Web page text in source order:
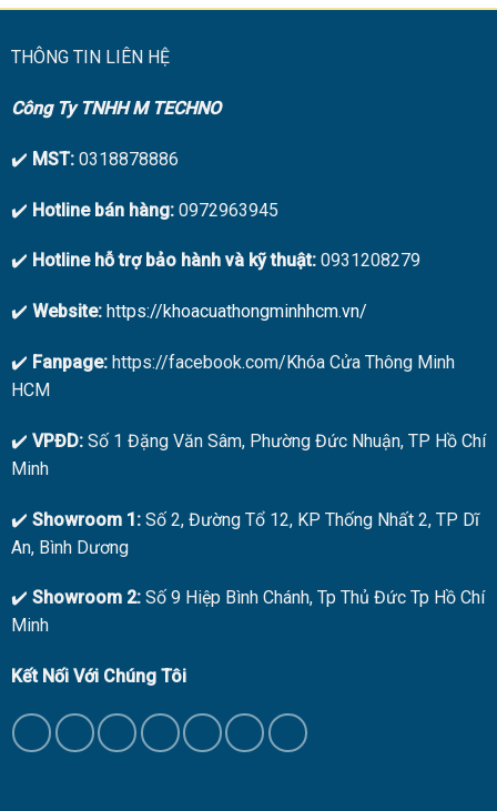
3.200.000₫.
THÔNG TIN LIÊN HỆ
Công Ty TNHH M TECHNO
✔️ MST:0318878886
✔️ Hotline bán hàng:0972963945
✔️ Hotline hỗ trợ bảo hành và kỹ thuật:0931208279
✔️ Website: https://khoacuathongminhhcm.vn/
✔️ Fanpage:https://facebook.com/Khóa Cửa Thông Minh
HCM
✔️ VPĐD: Số 1 Đặng Văn Sâm, Phường Đức Nhuận, TP Hồ Chí
Minh
✔️ Showroom 1:Số 2, Đường Tổ 12, KP Thống Nhất 2, TP Dĩ
An, Bình Dương
✔️ Showroom 2:Số 9 Hiệp Bình Chánh, Tp Thủ Đức Tp Hồ Chí
Minh
Kết Nối Với Chúng Tôi